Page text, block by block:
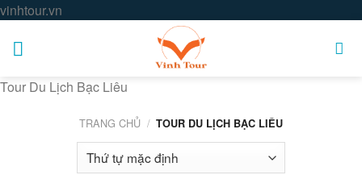
vinhtour.vn
Tour Du Lịch Bạc Liêu
TRANG CHỦ / TOUR DU LỊCH BẠC LIÊU